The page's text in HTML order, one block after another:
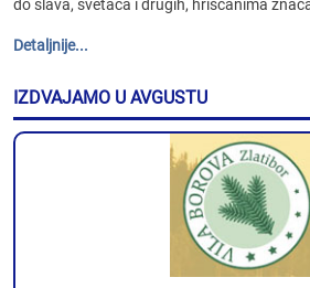
do slava, svetaca i drugih, hrišćanima
Detaljnije...
IZDVAJAMO U AVGUSTU